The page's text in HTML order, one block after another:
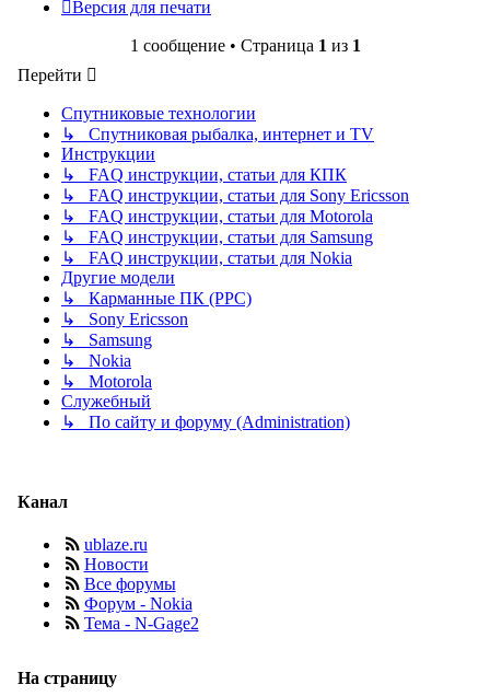
Версия для печати
1 сообщение • Страница 1 из 1
Перейти
Спутниковые технологии
↳ Спутниковая рыбалка, интернет и TV
Инструкции
↳ FAQ инструкции, статьи для КПК
↳ FAQ инструкции, статьи для Sony Ericsson
↳ FAQ инструкции, статьи для Motorola
↳ FAQ инструкции, статьи для Samsung
↳ FAQ инструкции, статьи для Nokia
Другие модели
↳ Карманные ПК (PPC)
↳ Sony Ericsson
↳ Samsung
↳ Nokia
↳ Motorola
Служебный
↳ По сайту и форуму (Administration)
Канал
ublaze.ru
Новости
Все форумы
Форум - Nokia
Тема - N-Gage2
На страницу